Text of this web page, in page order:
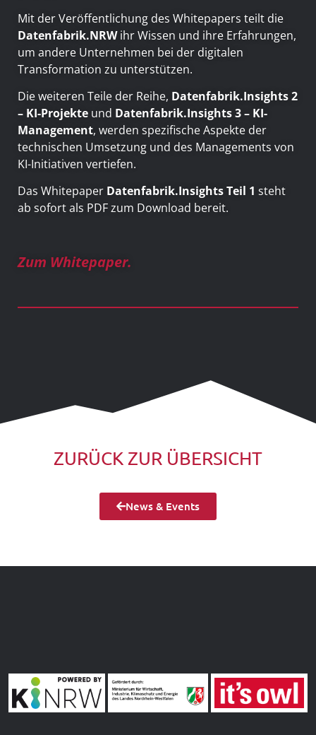
Mit der Veröffentlichung des Whitepapers teilt die
Datenfabrik.NRWihr Wissen und ihre Erfahrungen,
um andere Unternehmen bei der digitalen
Transformation zu unterstützen.
Die weiteren Teile der Reihe, Datenfabrik.Insights 2
– KI-Projekte und Datenfabrik.Insights 3 – KI-
Management, werden spezifische Aspekte der
technischen Umsetzung und des Managements von
KI-Initiativen vertiefen.
Das Whitepaper Datenfabrik.Insights Teil 1 steht
ab sofort als PDF zum Download bereit.
Zum Whitepaper.
ZURÜCK ZUR ÜBERSICHT
News & Events